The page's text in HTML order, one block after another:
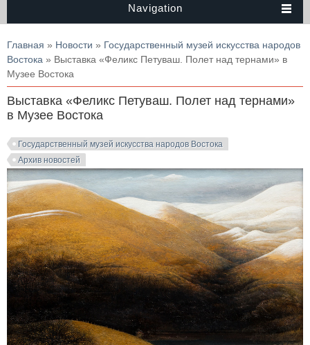
Navigation
Вы здесь
Главная » Новости » Государственный музей искусства народов
Востока » Выставка «Феликс Петуваш. Полет над тернами» в
Музее Востока
Выставка «Феликс Петуваш. Полет над тернами»
в Музее Востока
Государственный музей искусства народов Востока
Архив новостей